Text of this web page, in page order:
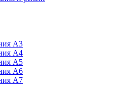
А3
А4
А5
А6
А7